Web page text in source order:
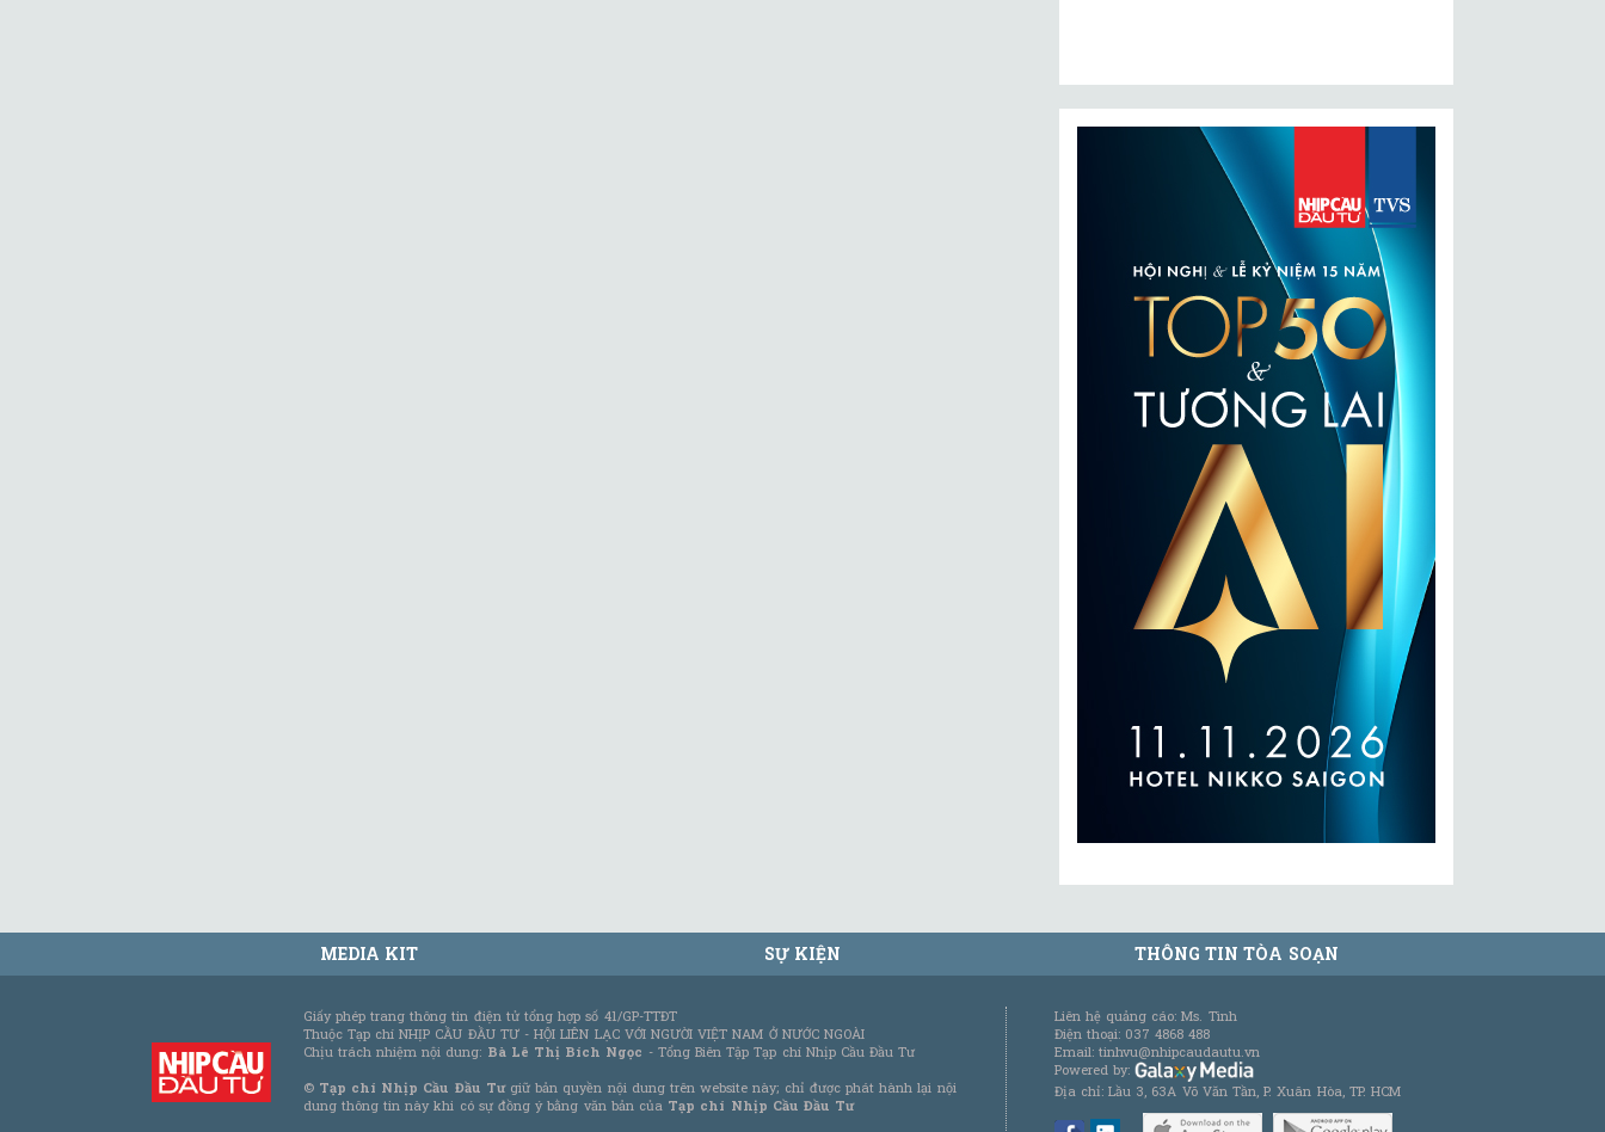
MEDIA KIT SỰ KIỆN THÔNG TIN TÒA SOẠN
Giấy phép trang thông tin điện tử tổng hợp số 41/GP-TTĐT
Thuộc Tạp chí NHỊP CẦU ĐẦU TƯ - HỘI LIÊN LẠC VỚI NGƯỜI VIỆT NAM Ở NƯỚC NGOÀI
Chịu trách nhiệm nội dung: Bà Lê Thị Bích Ngọc - Tổng Biên Tập Tạp chí Nhịp Cầu Đầu Tư
© Tạp chí Nhịp Cầu Đầu Tưgiữ bản quyền nội dung trên website này; chỉ được phát hành lại nội
dung thông tin này khi có sự đồng ý bằng văn bản của Tạp chí Nhịp Cầu Đầu Tư
Liên hệ quảng cáo: Ms. Tình
Điện thoại: 037 4868 488
Email: tinhvu@nhipcaudautu.vn
Powered by:
Địa chỉ: Lầu 3, 63A Võ Văn Tần, P. Xuân Hòa, TP. HCM